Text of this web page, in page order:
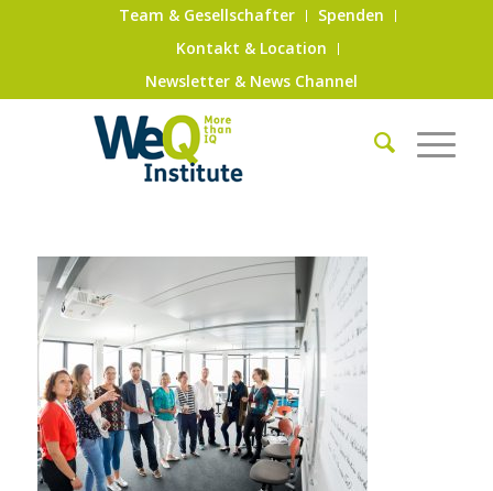
Team & Gesellschafter
Spenden
Kontakt & Location
Newsletter & News Channel